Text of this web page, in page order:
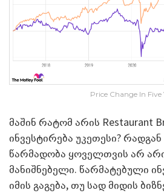
Price Change In Five
მაშინ რატომ არის Restaurant
ინვესტირება უკეთესი?
წარმადობა ყოველთვის არ
მანიშნებელი. წარმატებული
იმის გაგება, თუ სად მიდის